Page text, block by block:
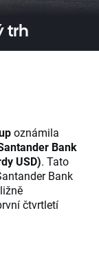
trh
oznámila
Bank
USD). Tato
Bank
čtvrtletí